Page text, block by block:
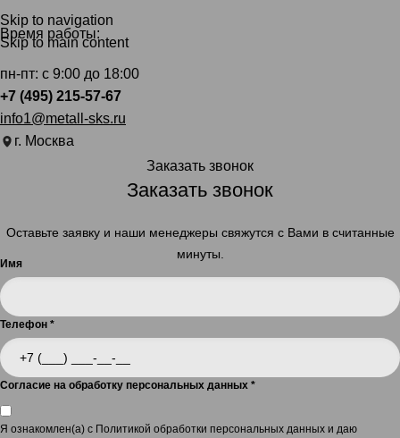
Skip to navigation
Skip to main content
Время работы:
пн-пт: с 9:00 до 18:00
+7 (495) 215-57-67
info1@metall-sks.ru
г. Москва
Заказать звонок
Заказать звонок
Оставьте заявку и наши менеджеры свяжутся с Вами в считанные
минуты.
Имя
Телефон *
Согласие на обработку персональных данных *
Я ознакомлен(а) с Политикой обработки персональных данных и даю